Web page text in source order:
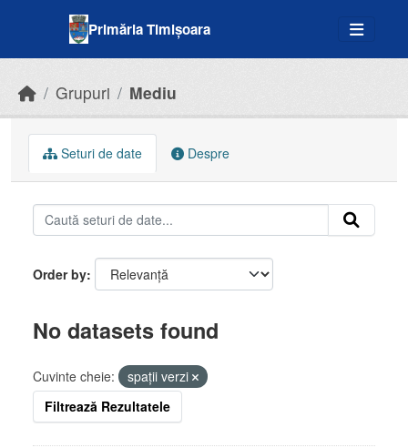
Primăria Timișoara
Grupuri Mediu
Seturi de date Despre
Order by
No datasets found
Cuvinte cheie:
spații verzi
Filtrează Rezultatele